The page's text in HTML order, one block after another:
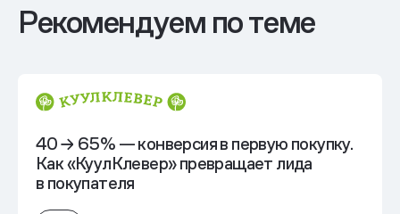
Рекомендуем по теме
40 → 65% — конверсия в первую покупку.
Как «КуулКлевер» превращает лида
в покупателя